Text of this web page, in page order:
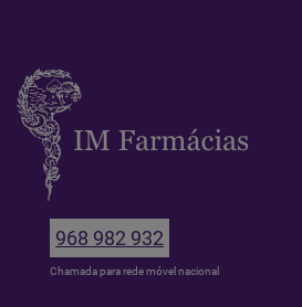
968 982 932
Chamada para rede móvel nacional